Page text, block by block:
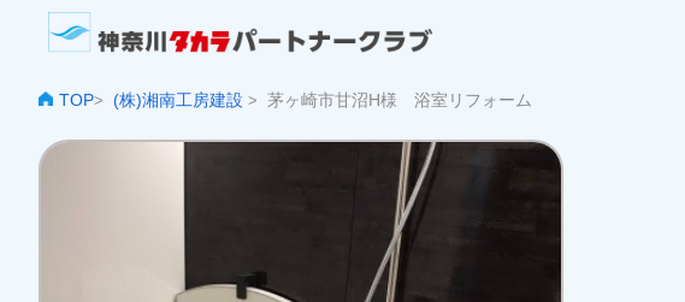
TOP> (株)湘南工房建設 > 茅ヶ崎市甘沼H様 浴室リフォーム